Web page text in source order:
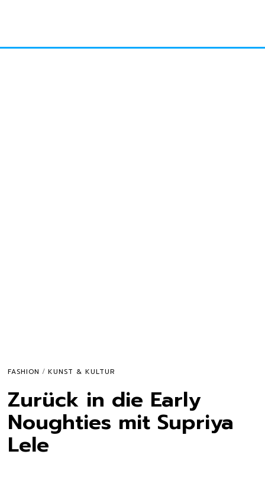
FASHION / KUNST & KULTUR
Zurück in die Early
Noughties mit Supriya
Lele